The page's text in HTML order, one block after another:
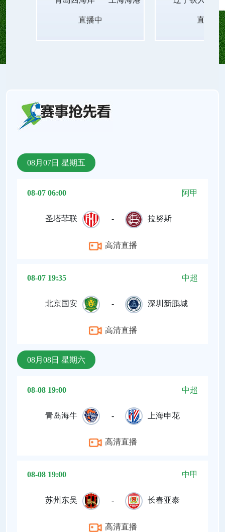
直播中 直播中
08月07日 星期五
08-07 06:00 阿甲
圣塔菲联 - 拉努斯
高清直播
08-07 19:35 中超
北京国安 - 深圳新鹏城
高清直播
08月08日 星期六
08-08 19:00 中超
青岛海牛 - 上海申花
高清直播
08-08 19:00 中甲
苏州东吴 - 长春亚泰
高清直播